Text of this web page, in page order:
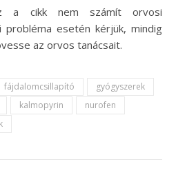
a cikk nem számít orvosi
probléma esetén kérjük, mindig
az orvos tanácsait.
fájdalomcsillapító
gyógyszerek
kalmopyrin
nurofen